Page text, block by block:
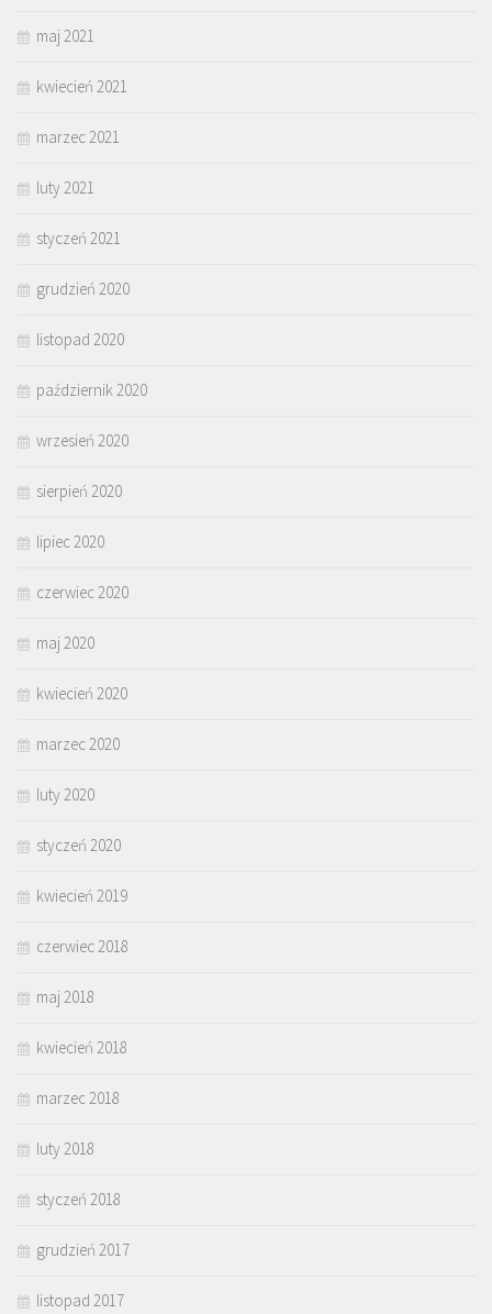
maj 2021
kwiecień 2021
marzec 2021
luty 2021
styczeń 2021
grudzień 2020
listopad 2020
październik 2020
wrzesień 2020
sierpień 2020
lipiec 2020
czerwiec 2020
maj 2020
kwiecień 2020
marzec 2020
luty 2020
styczeń 2020
kwiecień 2019
czerwiec 2018
maj 2018
kwiecień 2018
marzec 2018
luty 2018
styczeń 2018
grudzień 2017
listopad 2017